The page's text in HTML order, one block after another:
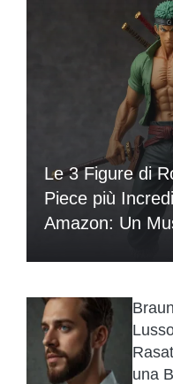
Le 3 Figure di
Piece più
Amazon: Un
una